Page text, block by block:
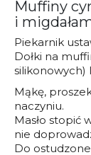
Muffiny
i
Piekarnik
Dołki na
silikonowych)
Mąkę,
naczyniu.
Masło stopić
nie
Do